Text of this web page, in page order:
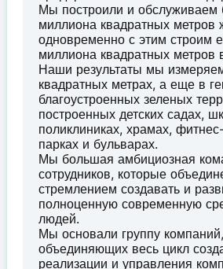
Мы построили и обслуживаем
миллиона квадратных метров
одновременно с этим строим
миллиона квадратных метров
Наши результаты мы
квадратных метрах, а еще в
благоустроенных зеленых
построенных детских садах,
поликлиниках, храмах,
парках и бульварах.
Мы большая амбициозная
сотрудников, которые
стремлением создавать и
полноценную современную
людей.
Мы основали группу компаний,
объединяющих весь цикл
реализации и управления